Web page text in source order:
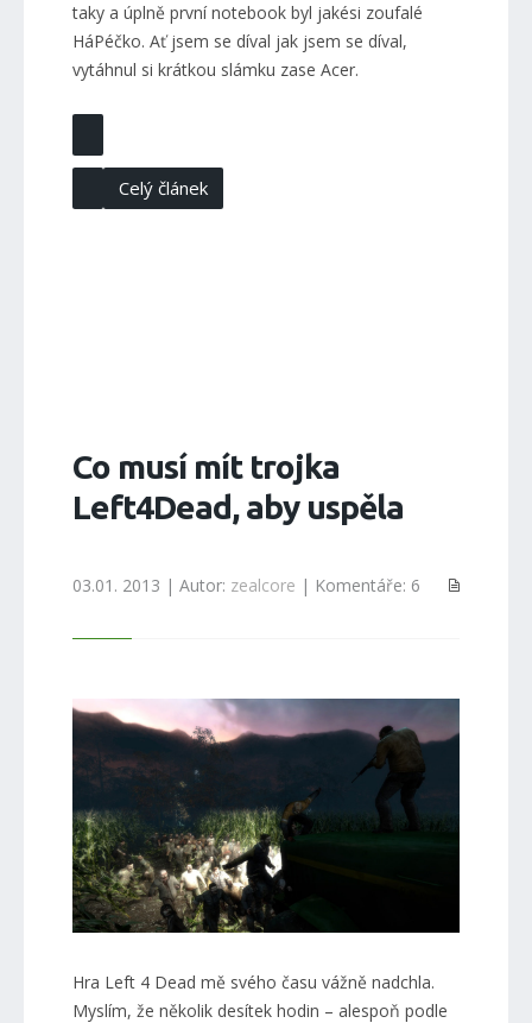
taky a úplně první notebook byl jakési zoufalé
HáPéčko. Ať jsem se díval jak jsem se díval,
vytáhnul si krátkou slámku zase Acer.
Celý článek
Co musí mít trojka
Left4Dead, aby uspěla
03.01. 2013 | Autor: zealcore | Komentáře: 6
Hra Left 4 Dead mě svého času vážně nadchla.
Myslím, že několik desítek hodin – alespoň podle